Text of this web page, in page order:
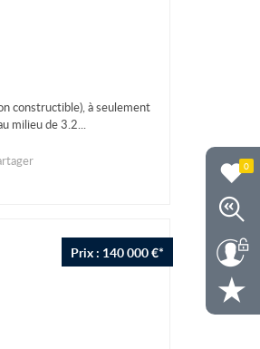
0
constructible), à seulement
milieu de 3.2...
Prix : 140 000 €*